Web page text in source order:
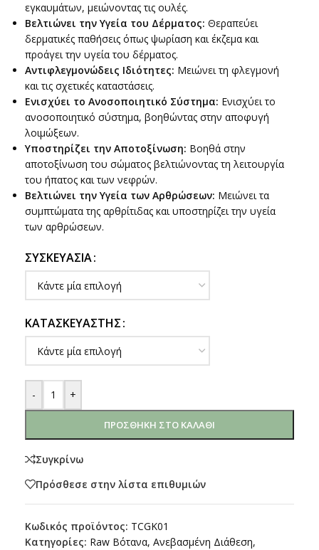
εγκαυμάτων, μειώνοντας τις ουλές.
Βελτιώνει την Υγεία του Δέρματος: Θεραπεύει
δερματικές παθήσεις όπως ψωρίαση και έκζεμα και
προάγει την υγεία του δέρματος.
Αντιφλεγμονώδεις Ιδιότητες: Μειώνει τη φλεγμονή
και τις σχετικές καταστάσεις.
Ενισχύει το Ανοσοποιητικό Σύστημα: Ενισχύει το
ανοσοποιητικό σύστημα, βοηθώντας στην αποφυγή
λοιμώξεων.
Υποστηρίζει την Αποτοξίνωση: Βοηθά στην
αποτοξίνωση του σώματος βελτιώνοντας τη λειτουργία
του ήπατος και των νεφρών.
Βελτιώνει την Υγεία των Αρθρώσεων: Μειώνει τα
συμπτώματα της αρθρίτιδας και υποστηρίζει την υγεία
των αρθρώσεων.
ΣΥΣΚΕΥΑΣΊΑ
ΚΑΤΑΣΚΕΥΑΣΤΉΣ
- +
ΠΡΟΣΘΉΚΗ ΣΤΟ ΚΑΛΆΘΙ
Συγκρίνω
Πρόσθεσε στην λίστα επιθυμιών
Κωδικός προϊόντος: TCGK01
Κατηγορίες: Raw Βότανα, Ανεβασμένη Διάθεση,